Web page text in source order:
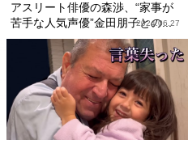
アスリート俳優の森渉、“家事が
苦手な人気声優”金田朋子との...
2024.06.27